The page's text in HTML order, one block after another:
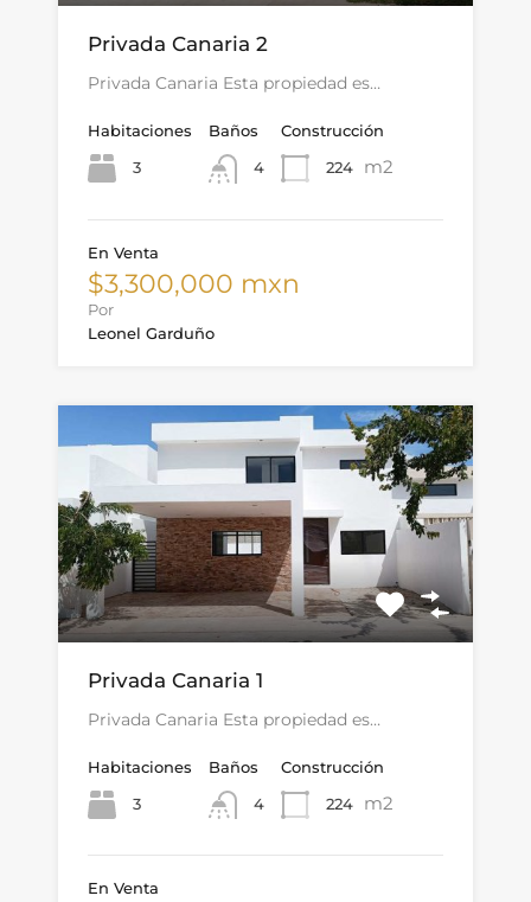
Privada Canaria 2
Privada Canaria Esta propiedad es…
Habitaciones
3
Baños
4
Construcción
224
m2
En Venta
$3,300,000 mxn
Por
Leonel Garduño
Privada Canaria 1
Privada Canaria Esta propiedad es…
Habitaciones
3
Baños
4
Construcción
224
m2
En Venta